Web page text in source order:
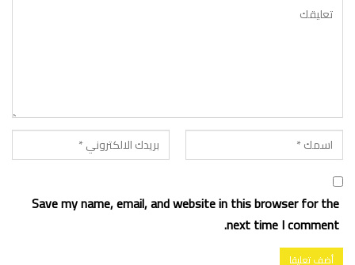
Save my name, email, and website in this browser for the
next time I comment.